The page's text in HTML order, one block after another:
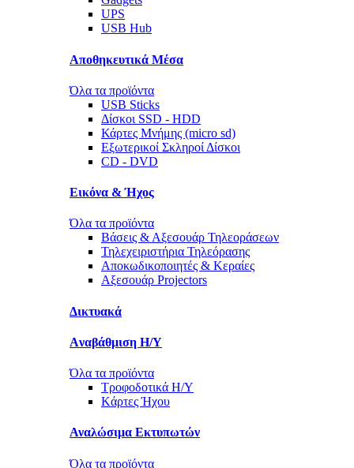
UPS
USB Hub
Αποθηκευτικά Μέσα
Όλα τα προϊόντα
USB Sticks
Δίσκοι SSD - HDD
Κάρτες Μνήμης (micro sd)
Εξωτερικοί Σκληροί Δίσκοι
CD - DVD
Εικόνα & Ήχος
Όλα τα προϊόντα
Βάσεις & Αξεσουάρ Τηλεοράσεων
Τηλεχειριστήρια Τηλεόρασης
Αποκωδικοποιητές & Κεραίες
Αξεσουάρ Projectors
Δικτυακά
Aναβάθμιση Η/Υ
Όλα τα προϊόντα
Τροφοδοτικά Η/Υ
Kάρτες Ήχου
Αναλώσιμα Εκτυπωτών
Όλα τα προϊόντα